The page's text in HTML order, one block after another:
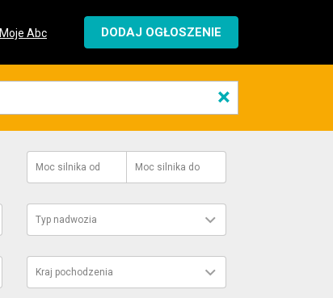
Moje Abc DODAJ OGŁOSZENIE
×
Moc silnika od Moc silnika do
Typ nadwozia
Kraj pochodzenia